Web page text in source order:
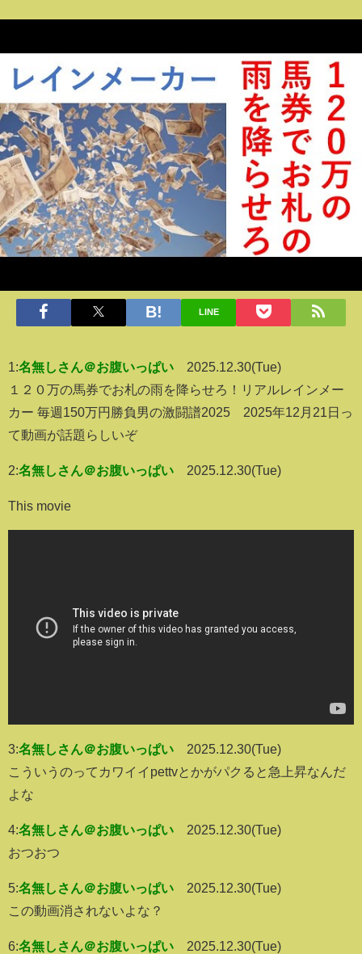
LINE
1:名無しさん＠お腹いっぱい
2025.12.30(Tue)
１２０万の馬券でお札の雨を降らせろ！リアルレインメー
カー 毎週150万円勝負男の激闘譜2025 2025年12月21日っ
て動画が話題らしいぞ
2:名無しさん＠お腹いっぱい 2025.12.30(Tue)
This movie
3:名無しさん＠お腹いっぱい
2025.12.30(Tue)
こういうのってカワイイpettvとかがパクると急上昇なんだ
よな
4:名無しさん＠お腹いっぱい
2025.12.30(Tue)
おつおつ
5:名無しさん＠お腹いっぱい
2025.12.30(Tue)
この動画消されないよな？
6:名無しさん＠お腹いっぱい
2025.12.30(Tue)